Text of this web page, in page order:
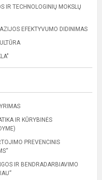
IR TECHNOLOGINIŲ MOKSLŲ
EFEKTYVUMO DIDINIMAS
IR KŪRYBINĖS
PREVENCINIS
IR BENDRADARBIAVIMO